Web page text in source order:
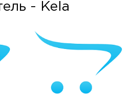
- Kela